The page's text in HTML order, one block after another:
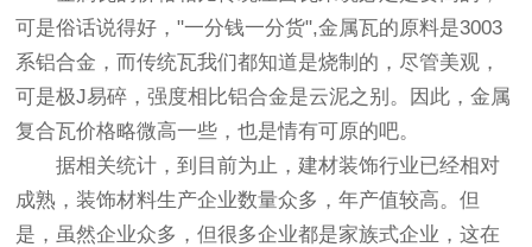
可是俗话说得好，"一分钱一分货",金属瓦的原料是3003
系铝合金，而传统瓦我们都知道是烧制的，尽管美观，
可是极J易碎，强度相比铝合金是云泥之别。因此，金属
复合瓦价格略微高一些，也是情有可原的吧。
据相关统计，到目前为止，建材装饰行业已经相对
成熟，装饰材料生产企业数量众多，年产值较高。但
是，虽然企业众多，但很多企业都是家族式企业，这在